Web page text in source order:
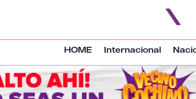
HOME Internacional